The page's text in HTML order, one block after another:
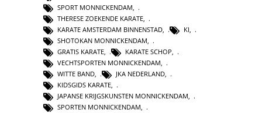
SPORT MONNICKENDAM
THERESE ZOEKENDE KARATE
KARATE AMSTERDAM BINNENSTAD
KI
SHOTOKAN MONNICKENDAM
GRATIS KARATE
KARATE SCHOP
VECHTSPORTEN MONNICKENDAM,
WITTE BAND, JKA NEDERLAND,
KIDSGIDS KARATE,
JAPANSE KRIJGSKUNSTEN MONNICKENDAM,
SPORTEN MONNICKENDAM,